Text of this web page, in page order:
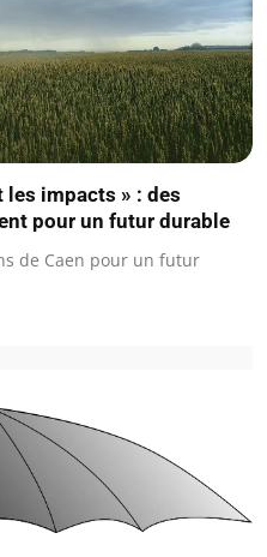
les impacts » : des
pour un futur durable
de Caen pour un futur